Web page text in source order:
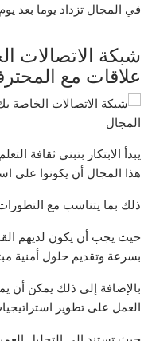
في المجال تزداد يوما بعد
شبكة الاتصالات
علاقات مع
يبدأ الابتكار بتبني ثقافة
هذا المجال أن يكونوا على
ذلك بما يتناسب مع
حيث يجب أن يكون لديهم
بسرعة وتقديم حلول أمنية
بالإضافة إلى ذلك يمكن أن
العمل على تطوير